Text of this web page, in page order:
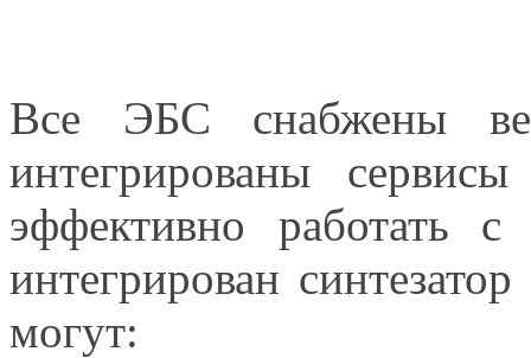
Все ЭБС снабжены
интегрированы
эффективно работать с
интегрирован
могут: